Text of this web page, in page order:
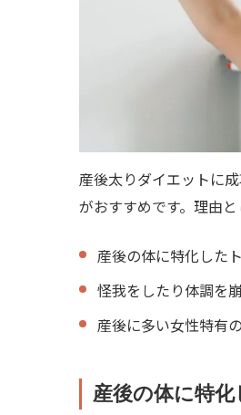
産後太りダイエットに
がおすすめです。理由
産後の体に特化した
怪我をしたり体調を
産後に多い女性特有
産後の体に特